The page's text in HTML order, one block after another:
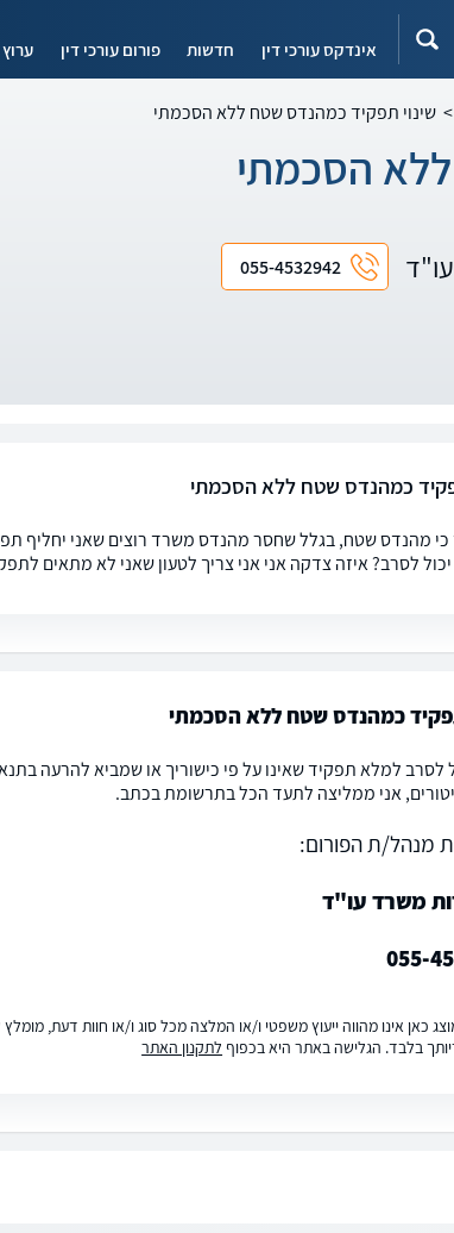
אינדקס עורכי דין חדשות פורום עורכי דין ערוץ
> שינוי תפקיד כמהנדס שטח ללא הסכמתי
הסכמתי
055-4532942
כמהנדס שטח ללא הסכמתי
כי מהנדס שטח, בגלל שחסר מהנדס משרד רוצים שאני יחליף
לסרב? איזה צדקה אני אני צריך לטעון שאני לא מתאים
כמהנדס שטח ללא הסכמתי
לסרב למלא תפקיד שאינו על פי כישוריך או שמביא להרעה
אני ממליצה לתעד הכל בתרשומת בכתב.
מנהל/ת הפורום:
משרד עו"ד
055-
כאן אינו מהווה ייעוץ משפטי ו/או המלצה מכל סוג ו/או חוות דעת,
בלבד. הגלישה באתר היא בכפוף לתקנון האתר